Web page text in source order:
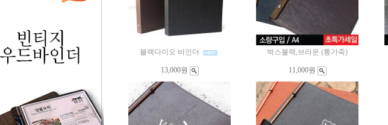
블랙다이오 바인더
13,000원
벅스블랙,브라운 (통가죽)
11,000원